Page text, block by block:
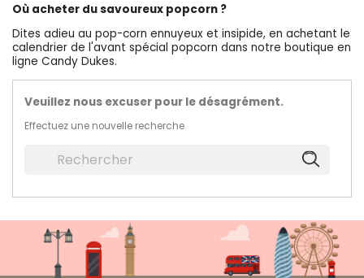
Où acheter du savoureux popcorn ?
Dites adieu au pop-corn ennuyeux et insipide, en achetant le
calendrier de l'avant spécial popcorn dans notre boutique en
ligne Candy Dukes.
Veuillez nous excuser pour le désagrément.
Effectuez une nouvelle recherche